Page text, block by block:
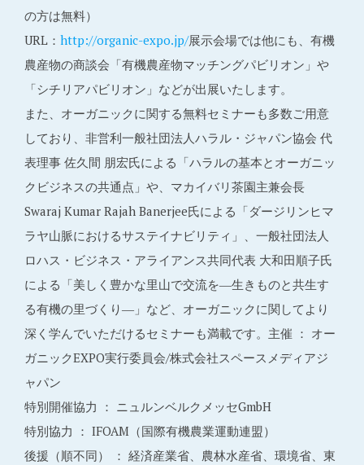
の方は無料）
URL： http://organic-expo.jp/展示会場では他にも、有機
農産物の商談会「有機農産物マッチングパビリオン」や
「シチリアパビリオン」などが出展いたします。
また、オーガニックに関する無料セミナーも多数ご用意
しており、非営利一般社団法人ハラル・ジャパン協会 代
表理事 佐久間 朋宏氏による「ハラルの基本とオーガニッ
クビジネスの共通点」や、マカイバリ茶園主兼会長
Swaraj Kumar Rajah Banerjee氏による「ダージリンヒマ
ラヤ山脈におけるサステイナビリティ」、一般社団法人
ロハス・ビジネス・アライアンス共同代表 大和田順子氏
による「美しく豊かな里山で交流を―生きものと共生す
る有機の里づくり―」など、オーガニックに関してより
深く学んでいただけるセミナーも満載です。主催 ： オー
ガニックEXPO実行委員会/株式会社スペースメディアジ
ャパン
特別開催協力 ： ニュルンベルクメッセGmbH
特別協力 ： IFOAM（国際有機農業運動連盟）
後援（順不同） ： 経済産業省、農林水産省、環境省、東